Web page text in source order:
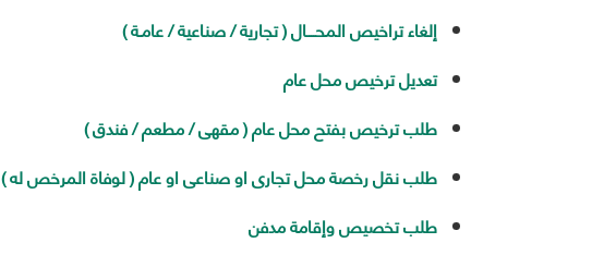
إلغاء تراخيص المحــــال ( تجارية / صناعية / عامـة )
تعديل ترخيص محل عام
طلب ترخيص بفتح محل عام ( مقهى / مطعم / فندق )
طلب نقل رخصة محل تجارى او صناعى او عام ( لوفاة المرخص له )
طلب تخصيص وإقامة مدفن